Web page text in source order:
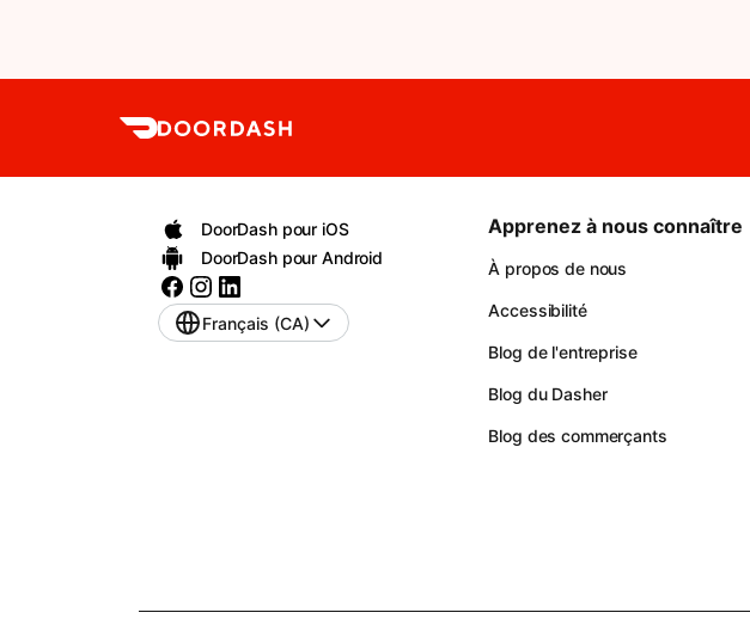
DoorDash pour iOS
DoorDash pour Android
Français (CA)
Apprenez à nous connaître
À propos de nous
Accessibilité
Blog de l'entreprise
Blog du Dasher
Blog des commerçants